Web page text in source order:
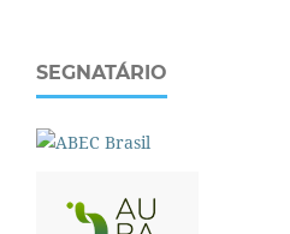
SEGNATÁRIO